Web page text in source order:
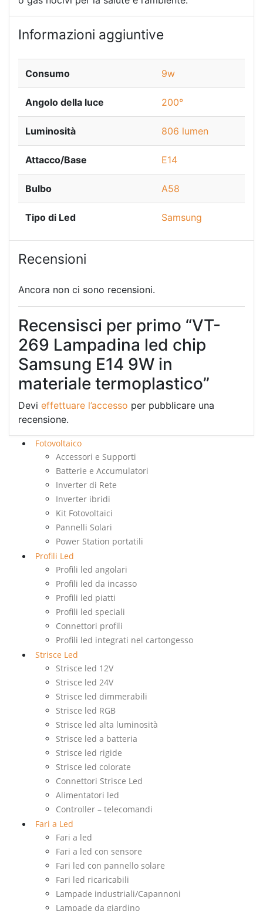
Informazioni aggiuntive
Consumo 9w
Angolo della luce 200°
Luminosità 806 lumen
Attacco/Base E14
Bulbo A58
Tipo di Led Samsung
Recensioni
Ancora non ci sono recensioni.
Recensisci per primo “VT-
269 Lampadina led chip
Samsung E14 9W in
materiale termoplastico”
Devi effettuare l’accesso per pubblicare una
recensione.
Fotovoltaico
Accessori e Supporti
Batterie e Accumulatori
Inverter di Rete
Inverter ibridi
Kit Fotovoltaici
Pannelli Solari
Power Station portatili
Profili Led
Profili led angolari
Profili led da incasso
Profili led piatti
Profili led speciali
Connettori profili
Profili led integrati nel cartongesso
Strisce Led
Strisce led 12V
Strisce led 24V
Strisce led dimmerabili
Strisce led RGB
Strisce led alta luminosità
Strisce led a batteria
Strisce led rigide
Strisce led colorate
Connettori Strisce Led
Alimentatori led
Controller – telecomandi
Fari a Led
Fari a led
Fari a led con sensore
Fari led con pannello solare
Fari led ricaricabili
Lampade industriali/Capannoni
Lampade da giardino